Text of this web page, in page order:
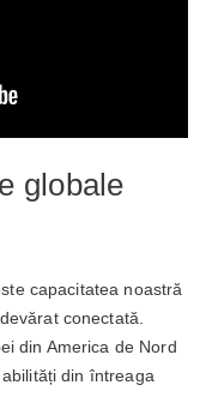
globale
capacitatea noastră
conectată.
din America de Nord
din întreaga